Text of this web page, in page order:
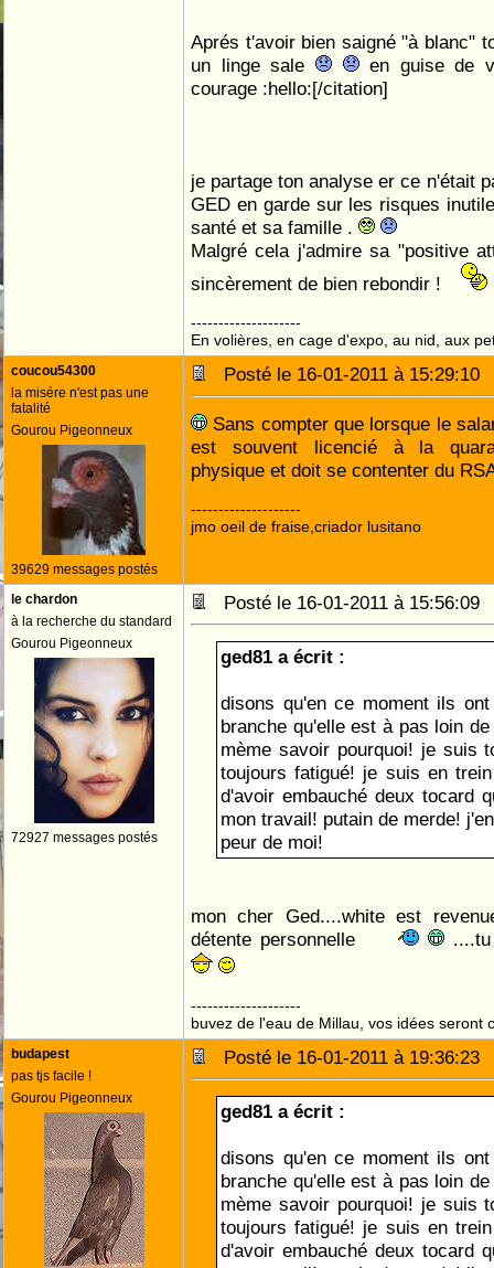
Aprés t'avoir bien saigné "à blanc"
un linge sale
en guise de
courage :hello:[/citation]
je partage ton analyse er ce n'était
GED en garde sur les risques
santé et sa famille .
Malgré cela j'admire sa "positive
sincèrement de bien rebondir !
--------------------
En volières, en cage d'expo, au nid, aux
coucou54300
la misére n'est pas une
fatalité
Gourou Pigeonneux
39629 messages postés
Posté le 16-01-2011 à
Sans compter que lorsque le
est souvent licencié à la
physique et doit se contenter du
--------------------
jmo oeil de fraise,criador lusitano
le chardon
à la recherche du standard
Gourou Pigeonneux
72927 messages postés
Posté le 16-01-2011 à
ged81 a écrit :
disons qu'en ce moment ils
branche qu'elle est à pas loin
mème savoir pourquoi! je suis
toujours fatigué! je suis en
d'avoir embauché deux tocard
mon travail! putain de merde!
peur de moi!
mon cher Ged....white est
détente personnelle
--------------------
buvez de l'eau de Millau, vos idées seront
budapest
pas tjs facile !
Gourou Pigeonneux
Posté le 16-01-2011 à
ged81 a écrit :
disons qu'en ce moment ils
branche qu'elle est à pas loin
mème savoir pourquoi! je suis
toujours fatigué! je suis en
d'avoir embauché deux tocard